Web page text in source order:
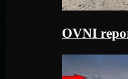
OVNI